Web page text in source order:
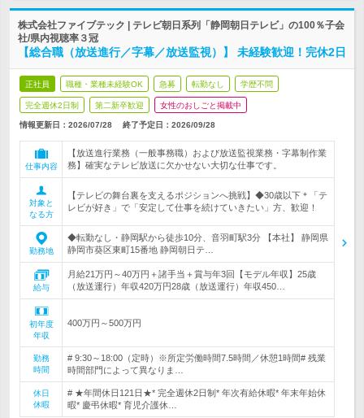
株式会社ファイブテック | テレビ朝日系列「静岡朝日テレビ」の100％子会
社/県内視聴率３冠
【総合職（放送進行／字幕／放送監視）】 未経験歓迎！完休2日
正社員 職種・業種未経験OK 急募 転勤なし 学歴不問
完全週休2日制 第二新卒歓迎 女性のおしごと掲載中
情報更新日：2026/07/28 終了予定日： 2026/09/28
仕事内容
【放送進行業務（一般事務職）および放送監視業務・字幕制作業
務】確実なテレビ放送に欠かせない大切な仕事です。
対象と
なる方
【テレビの舞台裏を支えるポジションへ挑戦】◆30歳以下＊「テ
レビが好き」で「安定して仕事を続けていきたい」方、歓迎！
勤務地
◆転勤なし・静岡駅から徒歩10分、音羽町駅3分 【本社】 静岡県
静岡市葵区東町15番地 静岡朝日テ…
給与
月給21万円～40万円＋諸手当＋賞与年3回【モデル年収】25歳
（放送運行）年収420万円28歳（放送運行）年収450…
初年度
年収
400万円～500万円
勤務
時間
# 9:30～18:00（定時）※所定労働時間7.5時間／休憩1時間# 残業
時間部門によって異なりま…
休日
休暇
# ★年間休日121日★* 完全週休2日制* 年次有給休暇* 年末年始休
暇* 慶弔休暇* 育児介護休…